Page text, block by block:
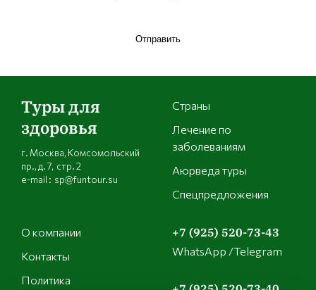
Отправить
Туры для
здоровья
г. Москва, Комсомольский
пр., д. 7, стр. 2
e-mail : sp@funtour.su
Страны
Лечение по
заболеваниям
Аюрведа туры
Спецпредложения
О компании
Контакты
Политика
+7 (925) 520-73-43
WhatsApp /Telegram